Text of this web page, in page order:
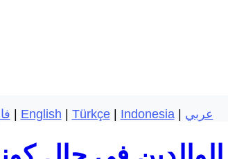
عربي |
English | Türkçe| Indonesia
|